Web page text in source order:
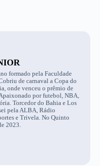
formado pela Faculdade
de carnaval a Copa do
onde venceu o prêmio de
por futebol, NBA,
Torcedor do Bahia e Los
pela ALBA, Rádio
e Trivela. No Quinto
2023.